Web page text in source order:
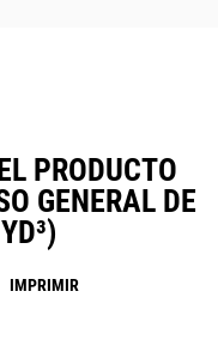
PRODUCTO
GENERAL DE
IMPRIMIR